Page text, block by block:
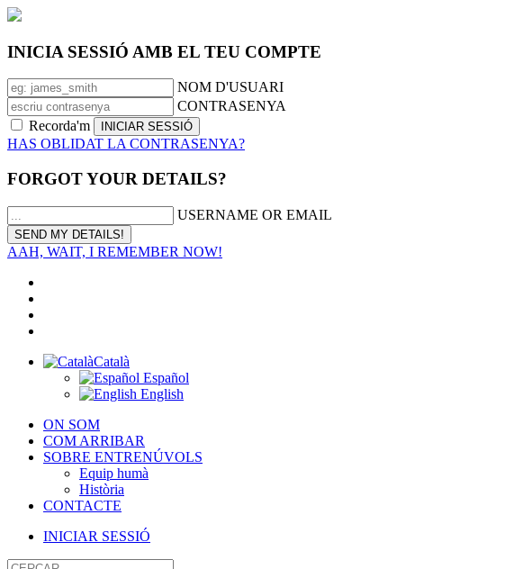
INICIA SESSIÓ AMB EL TEU COMPTE
NOM D'USUARI
CONTRASENYA
Recorda'm
HAS OBLIDAT LA CONTRASENYA?
FORGOT YOUR DETAILS?
USERNAME OR EMAIL
AAH, WAIT, I REMEMBER NOW!
Català
Español
English
ON SOM
COM ARRIBAR
SOBRE ENTRENÚVOLS
Equip humà
Història
CONTACTE
INICIAR SESSIÓ